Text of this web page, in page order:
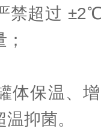
超过 ±2℃
保温、增
抑菌。